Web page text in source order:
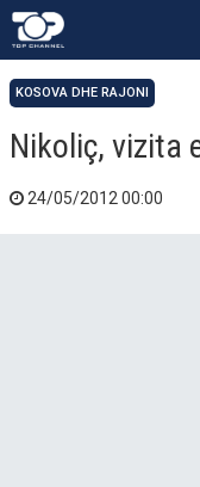
KOSOVA DHE RAJONI
Nikoliç, vizita
24/05/2012 00:00